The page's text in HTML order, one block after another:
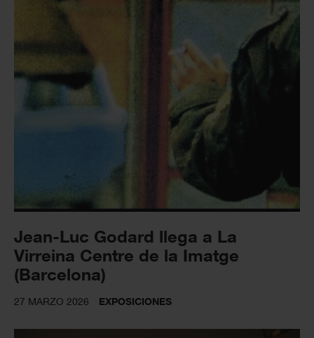
Jean-Luc Godard llega a La
Virreina Centre de la Imatge
(Barcelona)
27 MARZO 2026 EXPOSICIONES